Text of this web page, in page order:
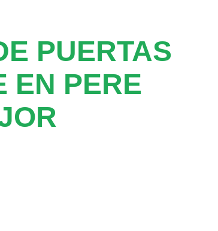
PUERTAS
EN PERE